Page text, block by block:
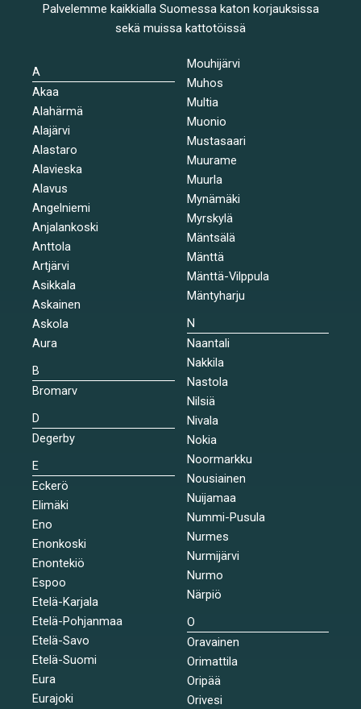
Palvelemme kaikkialla Suomessa katon korjauksissa
sekä muissa kattotöissä
A
Akaa
Alahärmä
Alajärvi
Alastaro
Alavieska
Alavus
Angelniemi
Anjalankoski
Anttola
Artjärvi
Asikkala
Askainen
Askola
Aura
B
Bromarv
D
Degerby
E
Eckerö
Elimäki
Eno
Enonkoski
Enontekiö
Espoo
Etelä-Karjala
Etelä-Pohjanmaa
Etelä-Savo
Etelä-Suomi
Eura
Eurajoki
Mouhijärvi
Muhos
Multia
Muonio
Mustasaari
Muurame
Muurla
Mynämäki
Myrskylä
Mäntsälä
Mänttä
Mänttä-Vilppula
Mäntyharju
N
Naantali
Nakkila
Nastola
Nilsiä
Nivala
Nokia
Noormarkku
Nousiainen
Nuijamaa
Nummi-Pusula
Nurmes
Nurmijärvi
Nurmo
Närpiö
O
Oravainen
Orimattila
Oripää
Orivesi